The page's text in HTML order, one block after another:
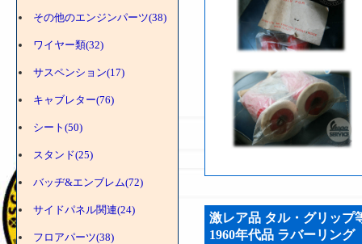
その他のエンジンパーツ(38)
ワイヤー類(32)
サスペンション(17)
キャブレター(76)
シート(50)
スタンド(25)
バッヂ&エンブレム(72)
サイドパネル関連(24)
フロアパーツ(38)
激レア品 タル・グリッ
1960年代品 ラバーリン